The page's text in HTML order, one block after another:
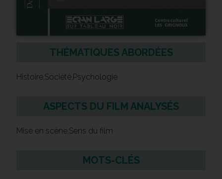
THÉMATIQUES ABORDÉES
Histoire,Société,Psychologie
ASPECTS DU FILM ANALYSÉS
Mise en scène,Sens du film
MOTS-CLÉS